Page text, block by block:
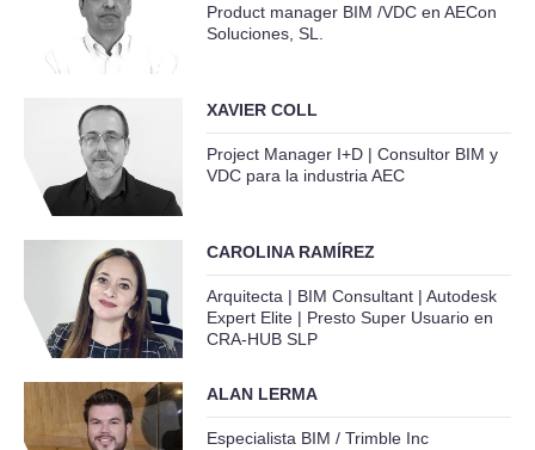
Product manager BIM /VDC en AECon
Soluciones, SL.
XAVIER COLL
Project Manager I+D | Consultor BIM y
VDC para la industria AEC
CAROLINA RAMÍREZ
Arquitecta | BIM Consultant | Autodesk
Expert Elite | Presto Super Usuario en
CRA-HUB SLP
ALAN LERMA
Especialista BIM / Trimble Inc